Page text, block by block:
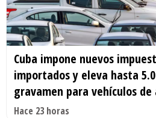
Cuba impone nuevos
importados y eleva hasta
gravamen para vehículos
Hace 23 horas